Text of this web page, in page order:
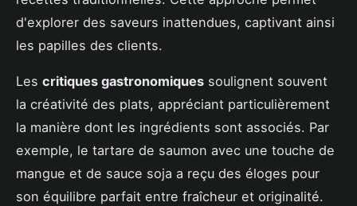
d'explorer des saveurs inattendues, captivant ainsi
les papilles des clients.
Les critiques gastronomiques soulignent souvent
la créativité des plats, appréciant particulièrement
la manière dont les ingrédients sont associés. Par
exemple, le tartare de saumon avec une touche de
mangue et de sauce soja a reçu des éloges pour
son équilibre parfait entre fraîcheur et originalité.